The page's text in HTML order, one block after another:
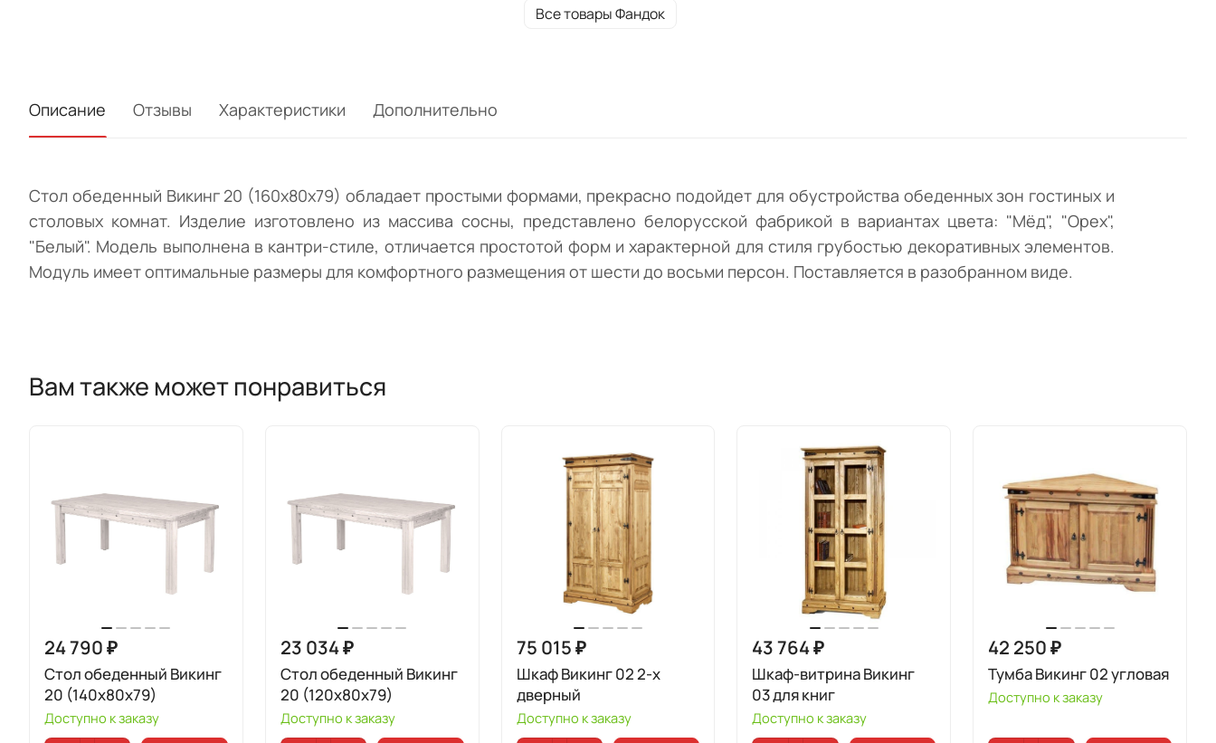
характерной для стиля грубостью
декоративных элементов. Модуль имеет
Все товары Фандок
Описание Отзывы Характеристики Дополнительно
Стол обеденный Викинг 20 (160х80х79) обладает простыми формами, прекрасно подойдет для обустройства обеденных зон гостиных и
столовых комнат. Изделие изготовлено из массива сосны, представлено белорусской фабрикой в вариантах цвета: "Мёд", "Орех",
"Белый". Модель выполнена в кантри-стиле, отличается простотой форм и характерной для стиля грубостью декоративных элементов.
Модуль имеет оптимальные размеры для комфортного размещения от шести до восьми персон. Поставляется в разобранном виде.
Вам также может понравиться
24 790 ₽
Стол обеденный Викинг
20 (140х80х79)
Доступно к заказу
23 034 ₽
Стол обеденный Викинг
20 (120х80х79)
Доступно к заказу
75 015 ₽
Шкаф Викинг 02 2-х
дверный
Доступно к заказу
43 764 ₽
Шкаф-витрина Викинг
03 для книг
Доступно к заказу
42 250 ₽
Тумба Викинг 02 угловая
Доступно к заказу